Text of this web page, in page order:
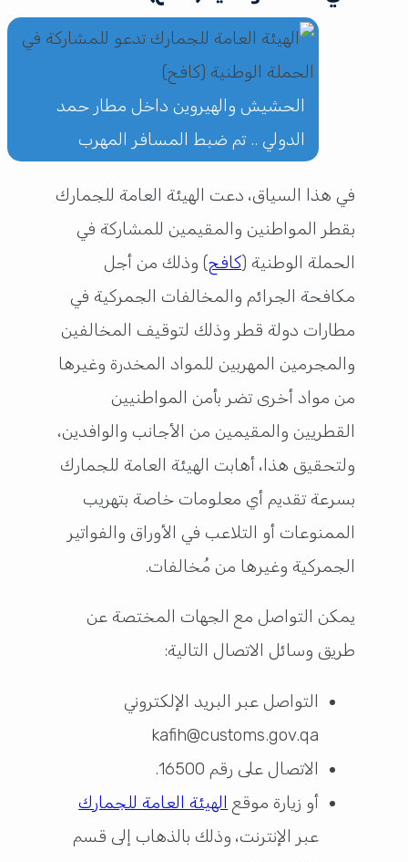
الحشيش والهيروين داخل مطار حمد
الدولي .. تم ضبط المسافر المهرب
في هذا السياق، دعت الهيئة العامة للجمارك
بقطر المواطنين والمقيمين للمشاركة في
الحملة الوطنية (كافح) وذلك من أجل
مكافحة الجرائم والمخالفات الجمركية في
مطارات دولة قطر وذلك لتوقيف المخالفين
والمجرمين المهربين للمواد المخدرة وغيرها
من مواد أخرى تضر بأمن المواطنيين
القطريين والمقيمين من الأجانب والوافدين،
ولتحقيق هذا، أهابت الهيئة العامة للجمارك
بسرعة تقديم أي معلومات خاصة بتهريب
الممنوعات أو التلاعب في الأوراق والفواتير
الجمركية وغيرها من مُخالفات.
يمكن التواصل مع الجهات المختصة عن
طريق وسائل الاتصال التالية:
التواصل عبر البريد الإلكتروني
kafih@customs.gov.qa
الاتصال على رقم 16500.
أو زيارة موقع الهيئة العامة للجمارك
عبر الإنترنت، وذلك بالذهاب إلى قسم